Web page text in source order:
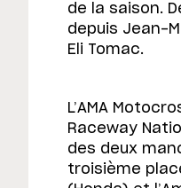
de la saison.
depuis Jean-
Eli Tomac.
L’AMA
Raceway
des deux
troisième